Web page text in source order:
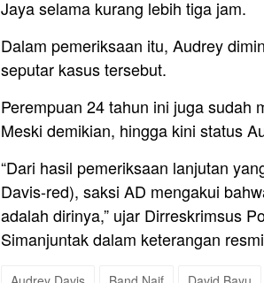
Jaya selama kurang lebih tiga jam.
Dalam pemeriksaan itu, Audrey
seputar kasus tersebut.
Perempuan 24 tahun ini juga sudah
Meski demikian, hingga kini status
“Dari hasil pemeriksaan lanjutan
Davis-red), saksi AD mengakui
adalah dirinya,” ujar Dirreskrimsus
Simanjuntak dalam keterangan